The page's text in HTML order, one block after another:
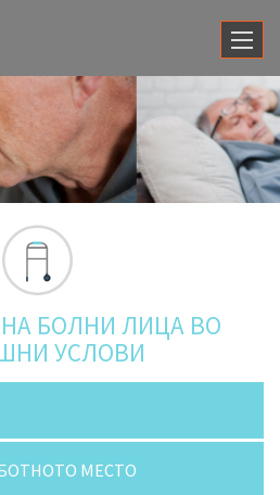
БОЛНИ ЛИЦА ВО
УСЛОВИ
МЕСТО